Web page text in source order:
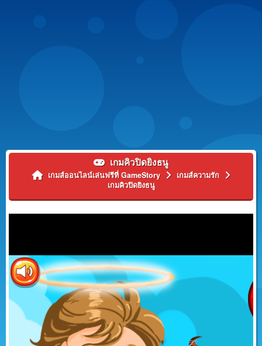
เกมคิวปิดยิงธนู
เกมส์ออนไลน์เล่นฟรีที่ GameStory
เกมส์ความรัก
เกมคิวปิดยิงธนู